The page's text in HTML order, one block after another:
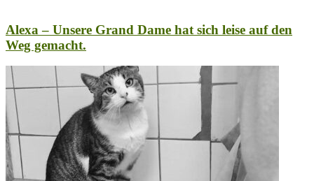
Alexa – Unsere Grand Dame hat sich leise auf den
Weg gemacht.